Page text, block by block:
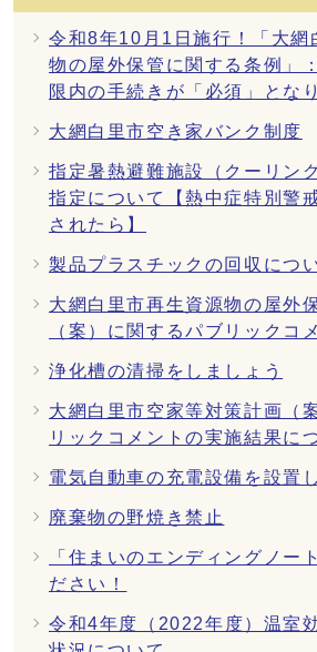
令和8年10月1日施行！「大網
物の屋外保管に関する条例」
限内の手続きが「必須」とな
大網白里市空き家バンク制度
指定暑熱避難施設（クーリン
指定について【熱中症特別警
されたら】
製品プラスチックの回収につ
大網白里市再生資源物の屋外
（案）に関するパブリックコ
浄化槽の清掃をしましょう
大網白里市空家等対策計画（
リックコメントの実施結果に
電気自動車の充電設備を設置
廃棄物の野焼き禁止
「住まいのエンディングノー
ださい！
令和4年度（2022年度）温室